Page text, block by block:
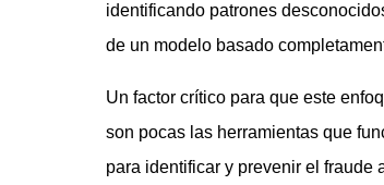
identificando patrones
de un modelo basado
Un factor crítico para que este
son pocas las herramientas que
para identificar y prevenir el fraude